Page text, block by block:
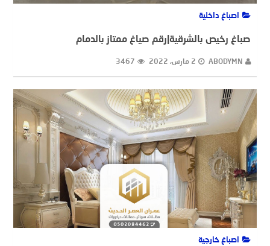
اصباغ داخلية
صباغ رخيص بالشرقية|رقم صياغ ممتاز بالدمام
ABODYMN 2 مارس، 2022 3467
اصباغ خارجية